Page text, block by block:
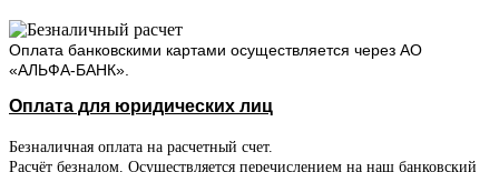
Оплата банковскими картами осуществляется через АО
«АЛЬФА-БАНК».
Оплата для юридических лиц
Безналичная оплата на расчетный счет.
Расчёт безналом. Осуществляется перечислением на наш банковский